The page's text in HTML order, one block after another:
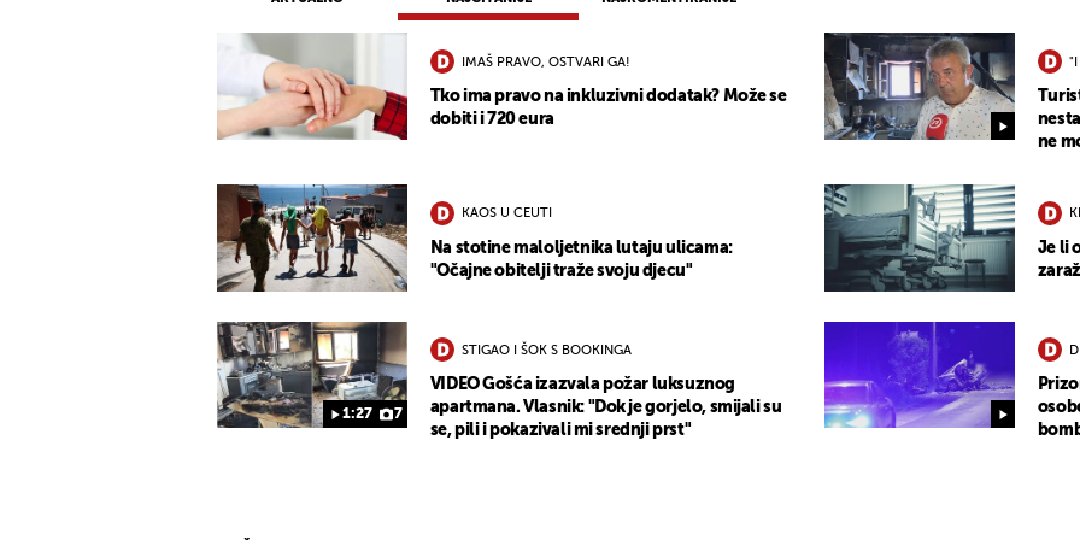
IMAŠ PRAVO, OSTVARI GA!
Tko ima pravo na inkluzivni dodatak? Može se
dobiti i 720 eura
"I
ne
KAOS U CEUTI
Na stotine maloljetnika lutaju ulicama:
"Očajne obitelji traže svoju djecu"
Je li
1:27 7
STIGAO I ŠOK S BOOKINGA
VIDEO Gošća izazvala požar luksuznog
apartmana. Vlasnik: "Dok je gorjelo, smijali su
se, pili i pokazivali mi srednji prst"